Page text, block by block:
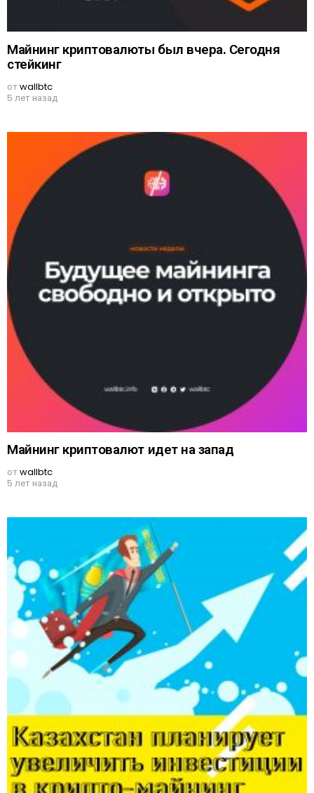
Майнинг криптовалюты был вчера. Сегодня
стейкинг
отwallbtc
5 лет назад
Майнинг криптовалют идет на запад
отwallbtc
5 лет назад